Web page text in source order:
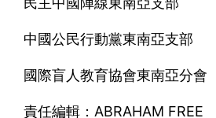
中國公民行動黨東南亞支部
國際盲人教育協會東南亞分會
責任編輯：ABRAHAM FREE